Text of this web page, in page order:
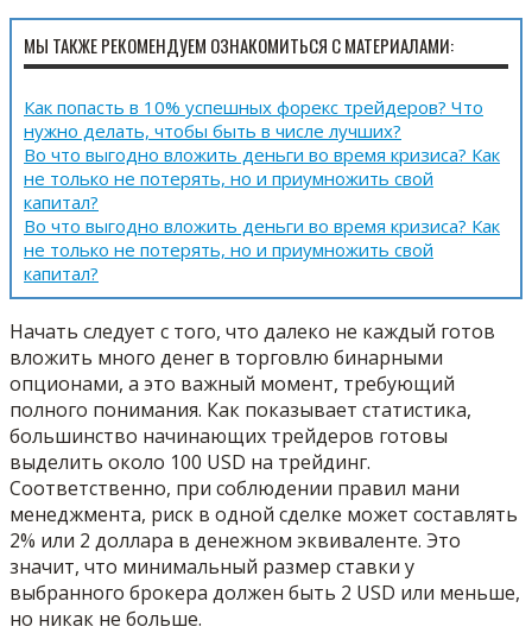
МЫ ТАКЖЕ РЕКОМЕНДУЕМ ОЗНАКОМИТЬСЯ С МАТЕРИАЛАМИ:
Как попасть в 10% успешных форекс трейдеров? Что
нужно делать, чтобы быть в числе лучших?
Во что выгодно вложить деньги во время кризиса? Как
не только не потерять, но и приумножить свой
капитал?
Во что выгодно вложить деньги во время кризиса? Как
не только не потерять, но и приумножить свой
капитал?
Начать следует с того, что далеко не каждый готов
вложить много денег в торговлю бинарными
опционами, а это важный момент, требующий
полного понимания. Как показывает статистика,
большинство начинающих трейдеров готовы
выделить около 100 USD на трейдинг.
Соответственно, при соблюдении правил мани
менеджмента, риск в одной сделке может составлять
2% или 2 доллара в денежном эквиваленте. Это
значит, что минимальный размер ставки у
выбранного брокера должен быть 2 USD или меньше,
но никак не больше.